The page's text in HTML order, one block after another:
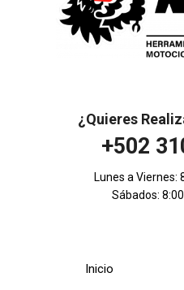
¿Quieres
+502
Lunes a Viernes:
Sábados:
Inicio